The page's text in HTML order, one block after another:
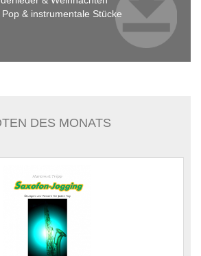
& instrumentale Stücke
DES MONATS